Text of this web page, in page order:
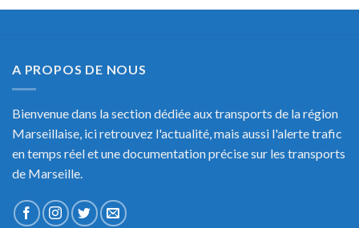
A PROPOS DE NOUS
Bienvenue dans la section dédiée aux transports de la région
Marseillaise, ici retrouvez l'actualité, mais aussi l'alerte trafic
en temps réel et une documentation précise sur les transports
de Marseille.